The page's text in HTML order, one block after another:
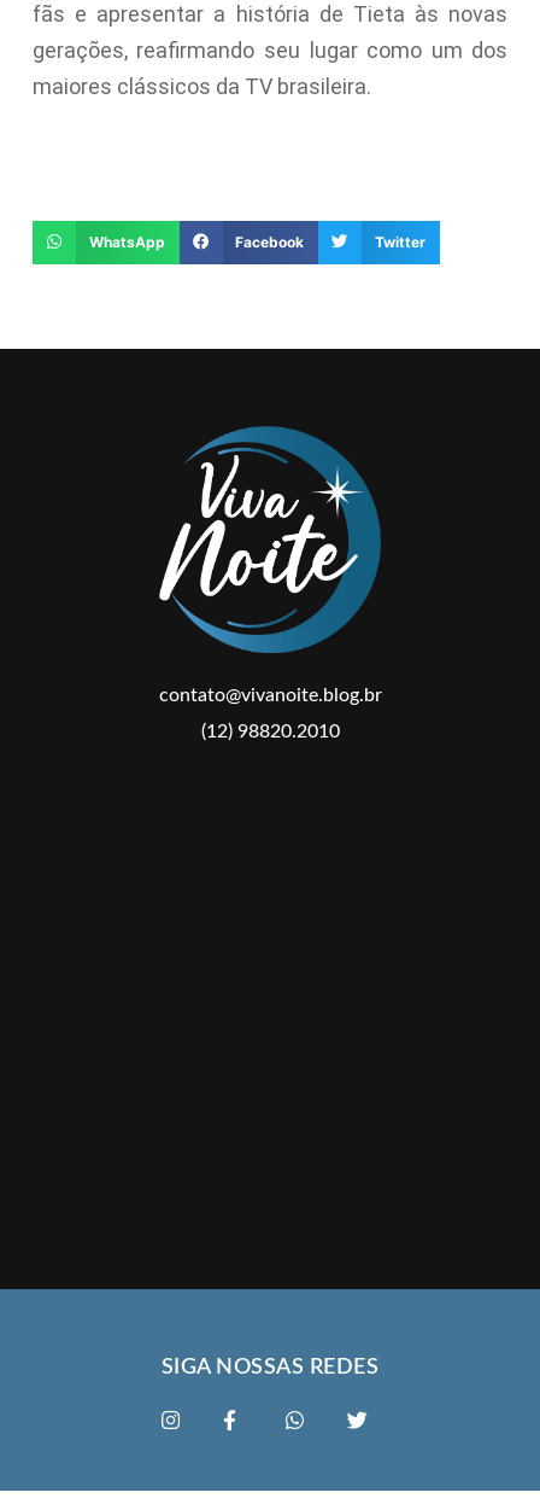
fãs e apresentar a história de Tieta às novas
gerações, reafirmando seu lugar como um dos
maiores clássicos da TV brasileira.
WhatsApp Facebook Twitter
contato@vivanoite.blog.br
(12) 98820.2010
SIGA NOSSAS REDES